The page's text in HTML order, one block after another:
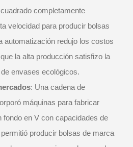
completamente
velocidad para producir bolsas
automatización redujo los costos
la alta producción satisfizo la
envases ecológicos.
: Una cadena de
máquinas para fabricar
fondo en V con capacidades de
producir bolsas de marca